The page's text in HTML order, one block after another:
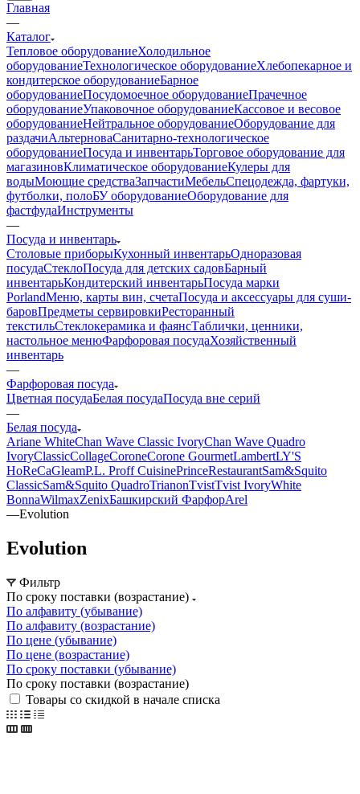
Главная
—
Каталог
Тепловое оборудованиеХолодильное
оборудованиеТехнологическое оборудованиеХлебопекарное и
кондитерское оборудованиеБарное
оборудованиеПосудомоечное оборудованиеПрачечное
оборудованиеУпаковочное оборудованиеКассовое и весовое
оборудованиеНейтральное оборудованиеОборудование для
раздачиАльтерноваСанитарно-технологическое
оборудованиеПосуда и инвентарьТорговое оборудование для
магазиновКлиматическое оборудованиеКулеры для
водыМоющие средстваЗапчастиМебельСпецодежда, фартуки,
футболки, полоБУ оборудованиеОборудование для
фастфудаИнструменты
—
Посуда и инвентарь
Столовые приборыКухонный инвентарьОдноразовая
посудаСтеклоПосуда для детских садовБарный
инвентарьКондитерский инвентарьПосуда марки
PorlandМеню, карты вин, счетаПосуда и аксессуары для суши-
баровПредметы сервировкиРесторанный
текстильСтеклокерамика и фаянсТаблички, ценники,
настольное менюФарфоровая посудаХозяйственный
инвентарь
—
Фарфоровая посуда
Цветная посудаБелая посудаПосуда вне серий
—
Белая посуда
Ariane WhiteChan Wave Classic IvoryChan Wave Quadro
IvoryClassicCollageCoroneCorone GourmetLambertLY'S
HoReCaGleamP.L. Proff CuisinePrinceRestaurantSam&Squito
ClassicSam&Squito QuadroTrianonTvistTvist IvoryWhite
BonnaWilmaxZenixБашкирский ФарфорArel
—Evolution
Evolution
Фильтр
По сроку поставки (возрастание)
По алфавиту (убывание)
По алфавиту (возрастание)
По цене (убывание)
По цене (возрастание)
По сроку поставки (убывание)
По сроку поставки (возрастание)
Товары со скидкой в начале списка